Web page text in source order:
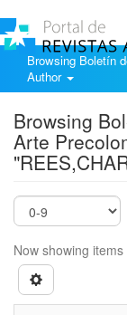
Browsing Boletín
Author
Browsing
Arte
Now showing items